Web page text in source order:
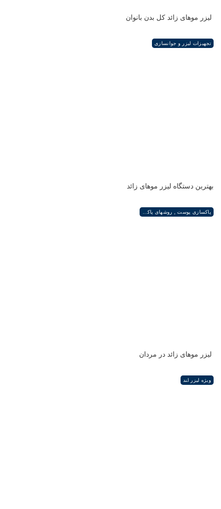
لیزر موهای زائد کل بدن بانوان
تجهیزات لیزر و جوانسازی
بهترین دستگاه لیزر موهای زائد
لیزر موهای زائد در مردان
ویژه لیزر لند